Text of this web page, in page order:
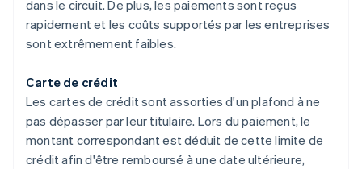
dans le circuit. De plus, les paiements sont reçus
rapidement et les coûts supportés par les entreprises
sont extrêmement faibles.
Carte de crédit
Les cartes de crédit sont assorties d'un plafond à ne
pas dépasser par leur titulaire. Lors du paiement, le
montant correspondant est déduit de cette limite de
crédit afin d'être remboursé à une date ultérieure,